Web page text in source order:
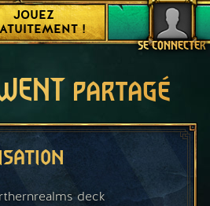
SE CONNECTER
JOUEZ
!
partagé
deck